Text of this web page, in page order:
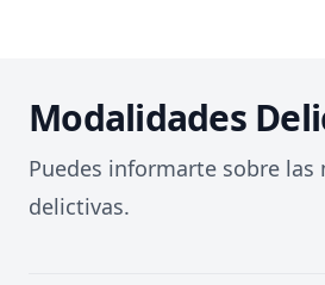
Modalidades
Puedes informarte sobre las
delictivas.